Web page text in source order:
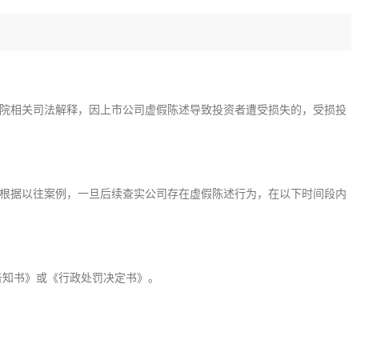
关司法解释，因上市公司虚假陈述导致投资者遭受损失的，受损投
以往案例，一旦后续查实公司存在虚假陈述行为，在以下时间段内
书》或《行政处罚决定书》。